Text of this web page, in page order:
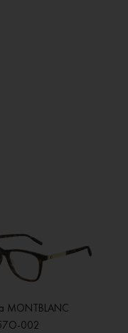
MONTBLANC
002